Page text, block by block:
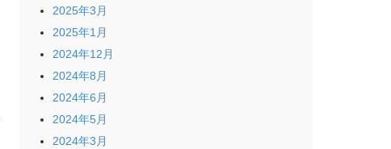
2025年3月
2025年1月
2024年12月
2024年8月
2024年6月
2024年5月
2024年3月